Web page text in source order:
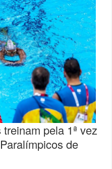
pela 1ª vez
de